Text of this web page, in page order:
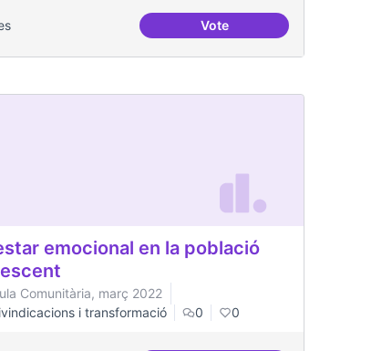
in Toronto. VoteJornades de Salut Mental
emocional en la població
Comunitària, març 2022
i transformació
0 0